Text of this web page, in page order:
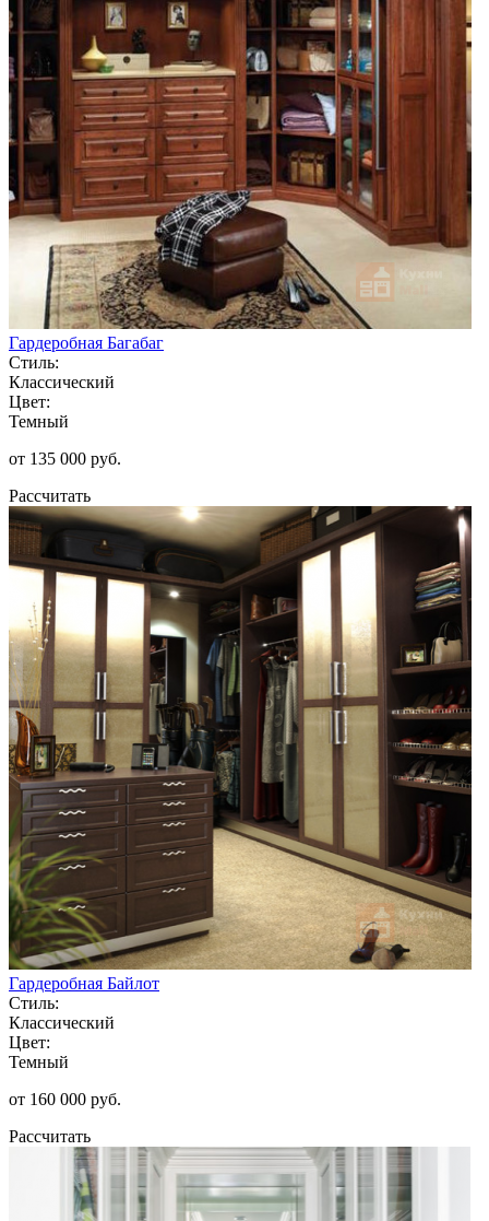
Гардеробная Багабаг
Стиль:
Классический
Цвет:
Темный
от 135 000 руб.
Рассчитать
Гардеробная Байлот
Стиль:
Классический
Цвет:
Темный
от 160 000 руб.
Рассчитать